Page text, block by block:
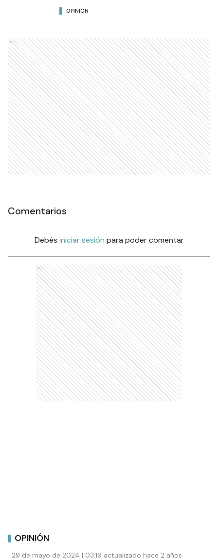
OPINIÓN
Ads
Comentarios
Debés iniciar sesión para poder comentar
Ads
OPINIÓN
29 de mayo de 2024 | 03:19 actualizado hace 2 años